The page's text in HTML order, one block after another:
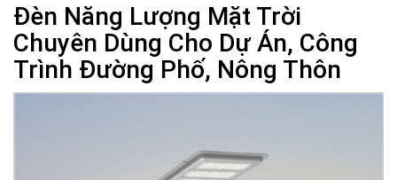
Đèn Năng Lượng Mặt Trời
Chuyên Dùng Cho Dự Án, Công
Trình Đường Phố, Nông Thôn